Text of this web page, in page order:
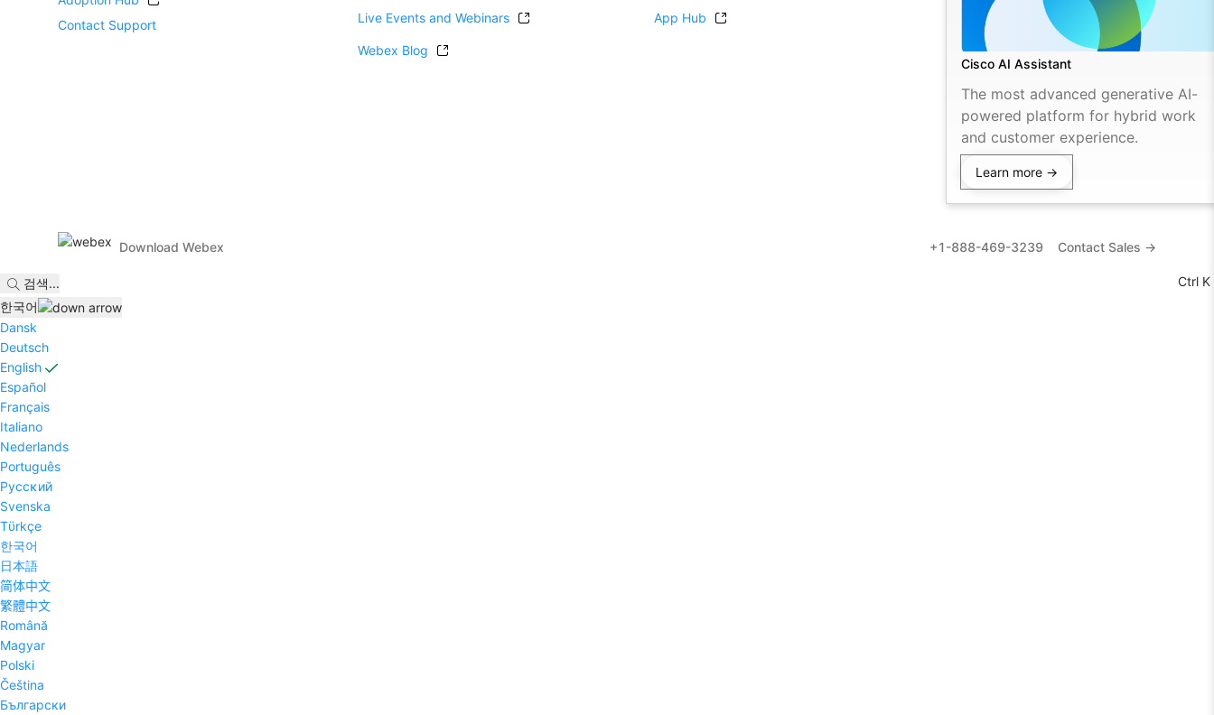
Contact Support
Live Events and Webinars
Webex Blog
App Hub
Cisco AI Assistant
The most advanced generative AI-
powered platform for hybrid work
and customer experience.
Learn more →
Download Webex +1-888-469-3239 Contact Sales →
검색...
Ctrl K
한국어
Dansk
Deutsch
English
Español
Français
Italiano
Nederlands
Português
Pyccĸий
Svenska
Tϋrkçe
한국어
日本語
简体中文
繁體中文
Română
Magyar
Polski
Čeština
Български